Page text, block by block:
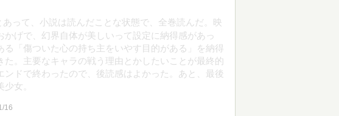
って、小説は読んだことな状態で、全巻読んだ。映
かげで、幻界自体が美しいって設定に納得感があっ
「傷ついた心の持ち主をいやす目的がある」を納得
。主要なキャラの戦う理由とかしたいことが最終的
ンドで終わったので、後読感はよかった。あと、最後
女。
16